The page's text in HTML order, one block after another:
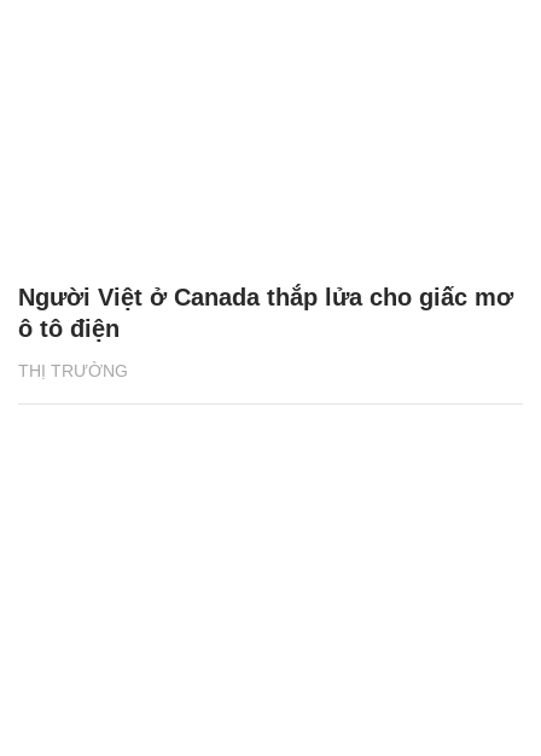
THỊ TRƯỜNG
Người Việt ở Canada thắp lửa cho giấc mơ
ô tô điện